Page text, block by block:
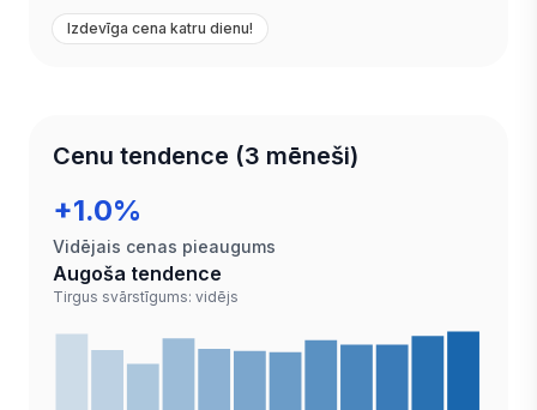
Izdevīga cena katru dienu!
Cenu tendence (3 mēneši)
+1.0%
Vidējais cenas pieaugums
Augoša tendence
Tirgus svārstīgums: vidējs